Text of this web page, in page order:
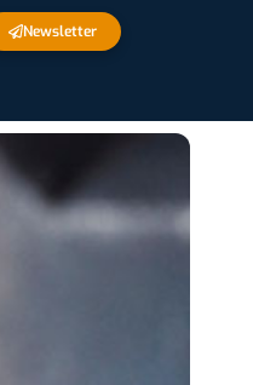
Newsletter